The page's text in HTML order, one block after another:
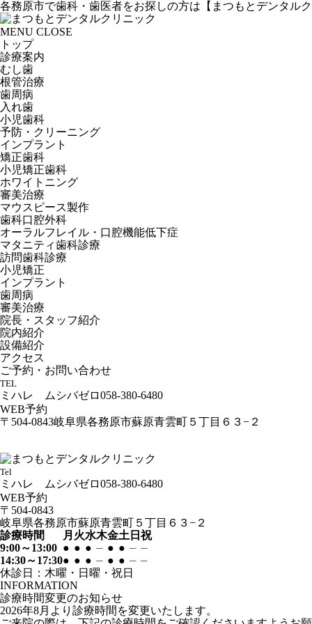
各務原市で歯科・歯医者をお探しの方は【まつもとデンタル
MENU CLOSE
トップ
診療案内
むし歯
根管治療
歯周病
入れ歯
小児歯科
予防・クリーニング
インプラント
矯正歯科
小児矯正歯科
ホワイトニング
審美治療
マウスピース製作
歯科口腔外科
オーラルフレイル・口腔機能低下症
マタニティ歯科診療
訪問歯科診療
小児矯正
インプラント
歯周病
審美治療
院長・スタッフ紹介
院内紹介
設備紹介
アクセス
ご予約・お問い合わせ
TEL
ミハレ ムシバゼロ058-380-6480
WEB予約
〒504-0843岐阜県各務原市蘇原青雲町５丁目６３−２
Tel
ミハレ ムシバゼロ058-380-6480
WEB予約
〒504-0843
岐阜県各務原市蘇原青雲町５丁目６３−２
診療時間
月 火水木金土 日祝
9:00～13:00 ● ● ● ⏤ ● ● ⏤ ⏤
14:30～17:30● ● ● ⏤ ● ● ⏤ ⏤
休診日：木曜・日曜・祝日
INFORMATION
診療時間変更のお知らせ
2026年8月より診療時間を変更いたします。